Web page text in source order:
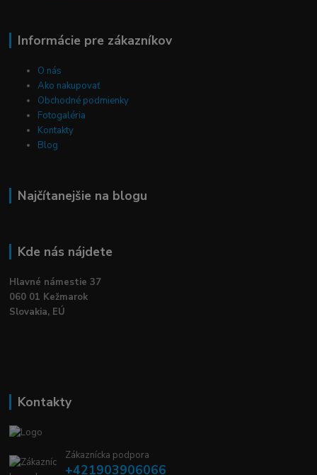
Informácie pre zákazníkov
O nás
Ako nakupovať
Obchodné podmienky
Fotogaléria
Kontakty
Blog
Najčítanejšie na blogu
Kde nás nájdete
Hlavné námestie 37
060 01 Kežmarok
Slovakia, EÚ
Kontakty
Zákaznícka podpora
+421903906066